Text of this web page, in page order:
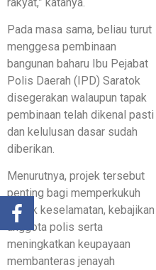
Pada masa sama, beliau turut
menggesa pembinaan
bangunan baharu Ibu Pejabat
Polis Daerah (IPD) Saratok
disegerakan walaupun tapak
pembinaan telah dikenal pasti
dan kelulusan dasar sudah
diberikan.
Menurutnya, projek tersebut
penting bagi memperkukuh
aspek keselamatan, kebajikan
anggota polis serta
meningkatkan keupayaan
membanteras jenayah